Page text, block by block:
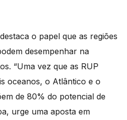
o papel que as regiões
desempenhar na
“Uma vez que as RUP
oceanos, o Atlântico e o
de 80% do potencial de
urge uma aposta em